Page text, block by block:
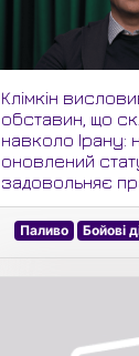
Клімкін
обставин, що
навколо Ірану:
оновлений
задовольняє
Паливо Бойові